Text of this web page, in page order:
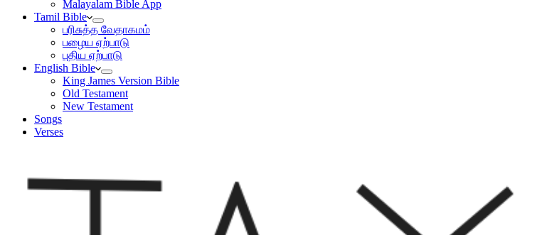
Malayalam Bible App
Tamil Bible
பரிசுத்த வேதாகமம்
பழைய ஏற்பாடு
புதிய ஏற்பாடு
English Bible
King James Version Bible
Old Testament
New Testament
Songs
Verses